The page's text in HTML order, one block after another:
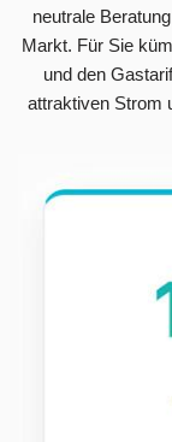
neutrale
Markt. Für Sie
und den
attraktiven Strom